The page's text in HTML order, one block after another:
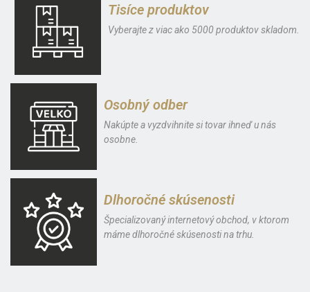
Tisíce produktov
Vyberajte z viac ako 5000 produktov skladom.
Osobný odber
Nakúpte a vyzdvihnite si tovar ihneď u nás
osobne.
Dlhoročné skúsenosti
Špecializovaný internetový obchod, v ktorom
máme dlhoročné skúsenosti na trhu.